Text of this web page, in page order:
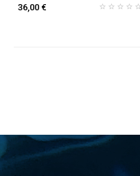
36,00 €